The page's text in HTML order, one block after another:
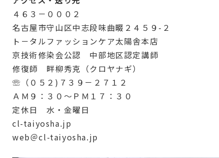
４６３－０００２
名古屋市守山区中志段味曲畷２４５９-２
ト－タルファッションケア太陽舎本店
京技術修染会公認 中部地区認定講師
修復師 畔柳秀克（クロヤナギ）
☏（０５２)７３９－２７１２
ＡＭ９：３０～ＰＭ１７：３０
定休日 水・金曜日
cl-taiyosha.jp
web＠cl-taiyosha.jp